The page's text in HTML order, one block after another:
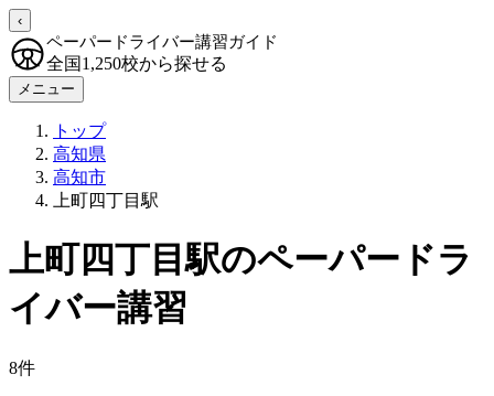
‹
ペーパードライバー講習ガイド
全国1,250校から探せる
メニュー
トップ
高知県
高知市
上町四丁目駅
上町四丁目駅のペーパードラ
イバー講習
8件